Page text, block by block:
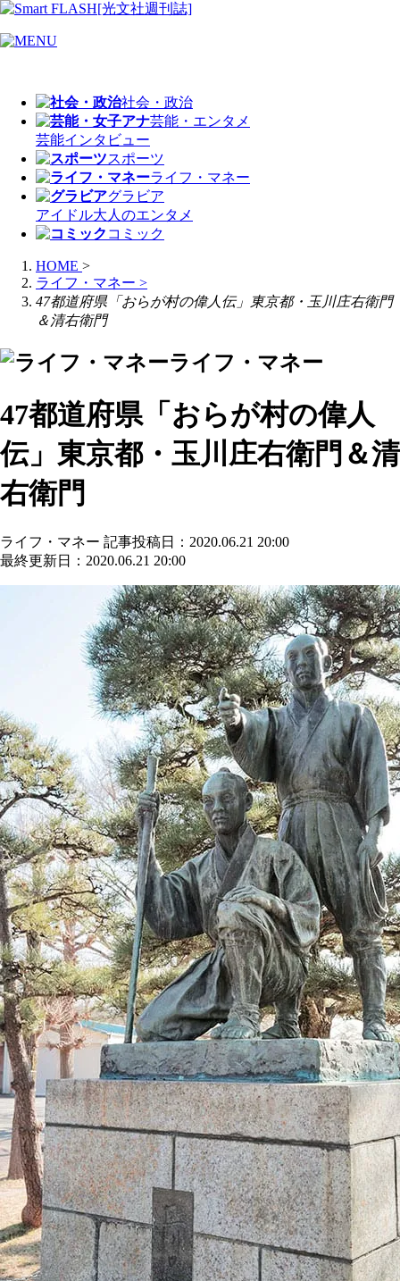
社会・政治
芸能・エンタメ
芸能インタビュー
スポーツ
ライフ・マネー
グラビア
アイドル大人のエンタメ
コミック
HOME >
ライフ・マネー >
47都道府県「おらが村の偉人伝」東京都・玉川庄右衛門
＆清右衛門
ライフ・マネー
47都道府県「おらが村の偉人
伝」東京都・玉川庄右衛門＆清
右衛門
ライフ・マネー 記事投稿日：2020.06.21 20:00
最終更新日：2020.06.21 20:00